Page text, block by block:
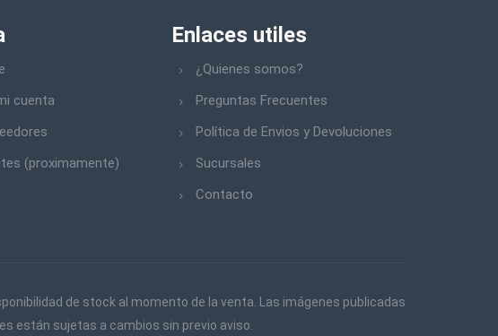
cuenta
(proximamente)
Enlaces utiles
¿Quienes somos?
Preguntas Frecuentes
Política de Envios y Devoluciones
Sucursales
Contacto
de stock al momento de la venta. Las imágenes publicadas
están sujetas a cambios sin previo aviso.